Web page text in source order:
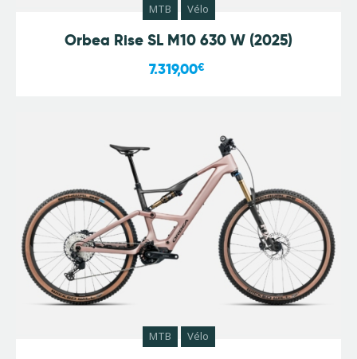
MTB Vélo
Orbea Rise SL M10 630 W (2025)
7.319,00€
MTB Vélo